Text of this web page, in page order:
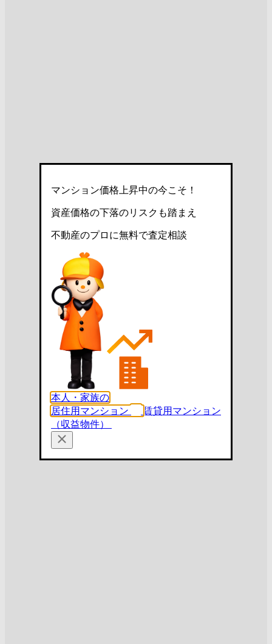
マンション価格上昇中の今こそ！
資産価格の下落のリスクも踏まえ
不動産のプロに無料で査定相談
本人・家族の
居住用マンション
賃貸用マンション
（収益物件）